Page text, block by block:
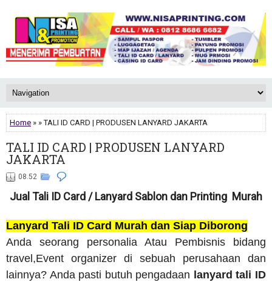
Home » » TALI ID CARD | PRODUSEN LANYARD JAKARTA
TALI ID CARD | PRODUSEN LANYARD
JAKARTA
08.52
Jual Tali ID Card / Lanyard Sablon dan Printing Murah
Lanyard Tali ID Card Murah dan Siap Diborong
Anda seorang personalia Atau Pembisnis bidang
travel,Event organizer di sebuah perusahaan dan
lainnya? Anda pasti butuh pengadaan lanyard tali ID